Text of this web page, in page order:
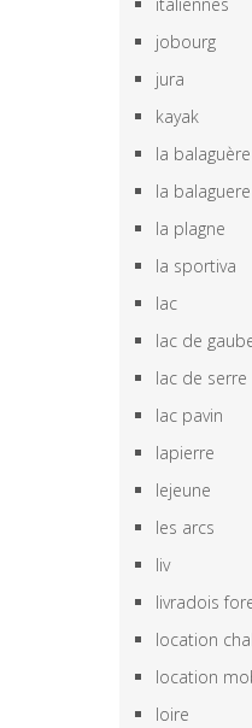
jobourg
jura
kayak
la balaguère
la balaguere
la plagne
la sportiva
lac
lac de
lac de
lac pavin
lapierre
lejeune
les arcs
liv
livradois
location
location
loire